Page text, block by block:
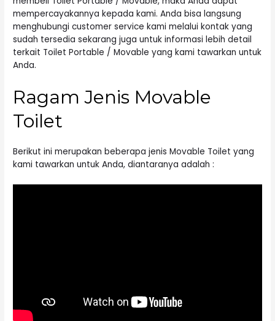
mempercayakannya kepada kami. Anda bisa langsung
menghubungi customer service kami melalui kontak yang
sudah tersedia sekarang juga untuk informasi lebih detail
terkait Toilet Portable / Movable yang kami tawarkan untuk
Anda.
Ragam Jenis Movable
Toilet
Berikut ini merupakan beberapa jenis Movable Toilet yang
kami tawarkan untuk Anda, diantaranya adalah :